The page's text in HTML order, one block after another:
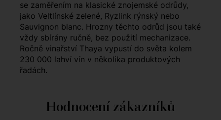
se zaměřením na klasické znojemské odrůdy,
jako Veltlínské zelené, Ryzlink rýnský nebo
Sauvignon blanc. Hrozny těchto odrůd jsou také
vždy sbírány ručně, bez použití mechanizace.
Ročně vinařství Thaya vypustí do světa kolem
230 000 lahví vín v několika produktových
řadách.
Hodnocení zákazníků